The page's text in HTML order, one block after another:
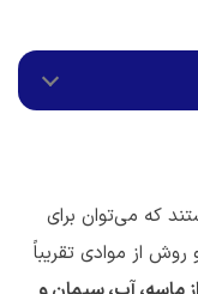
که می‌توان برای
روش از موادی تقریباً